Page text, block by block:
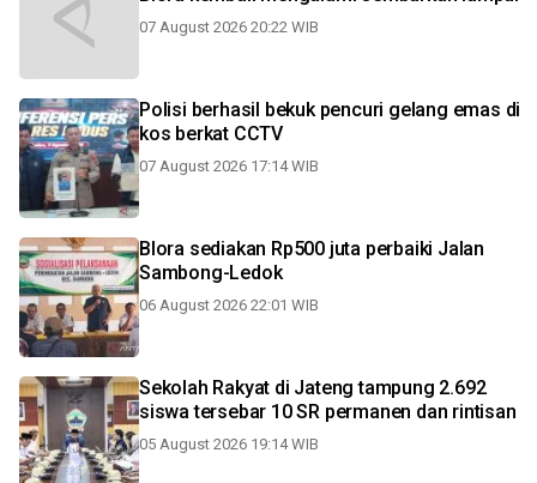
07 August 2026 20:22 WIB
Polisi berhasil bekuk pencuri gelang emas di
kos berkat CCTV
07 August 2026 17:14 WIB
Blora sediakan Rp500 juta perbaiki Jalan
Sambong-Ledok
06 August 2026 22:01 WIB
Sekolah Rakyat di Jateng tampung 2.692
siswa tersebar 10 SR permanen dan rintisan
05 August 2026 19:14 WIB